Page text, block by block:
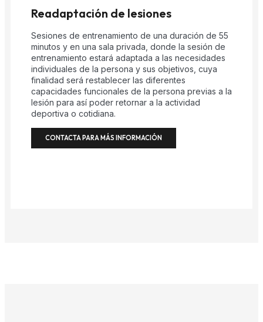
Readaptación de lesiones
Sesiones de entrenamiento de una duración de 55
minutos y en una sala privada, donde la sesión de
entrenamiento estará adaptada a las necesidades
individuales de la persona y sus objetivos, cuya
finalidad será restablecer las diferentes
capacidades funcionales de la persona previas a la
lesión para así poder retornar a la actividad
deportiva o cotidiana.
CONTACTA PARA MÁS INFORMACIÓN